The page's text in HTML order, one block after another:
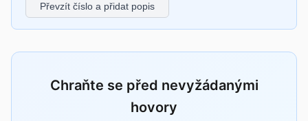
Převzít číslo a přidat popis
Chraňte se před nevyžádanými
hovory